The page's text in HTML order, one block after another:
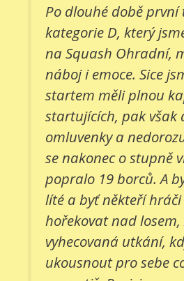
Po dlouhé době
kategorie D, který
na Squash Ohradní,
náboj i emoce. Sice
startem měli plnou
startujících, pak však
omluvenky a
se nakonec o stupně
popralo 19 borců. A
líté a byť někteří
hořekovat nad
vyhecovaná utkání,
ukousnout pro sebe